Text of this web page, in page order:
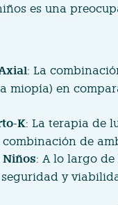
es una
: La
miopía) en
K: La terapia de
de
: A lo largo de
seguridad y